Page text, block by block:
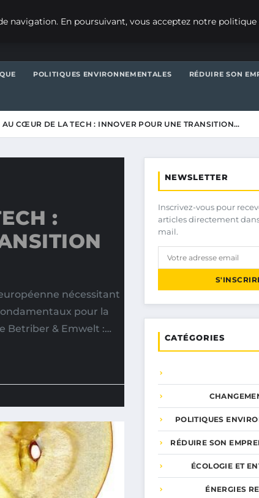
POLITIQUES ENVIRONNEMENTALES RÉDUIRE SON
AU CŒUR DE LA TECH : INNOVER POUR UNE TRANSITION…
:
nécessitant
pour la
Betriber & Emwelt :…
NEWSLETTER
Inscrivez-vous pour
articles directement
mail.
CATÉGORIES
POLITIQUES
RÉDUIRE SON
ÉCOLOGIE ET
ÉNERGIES
navigation. En poursuivant, vous acceptez notre